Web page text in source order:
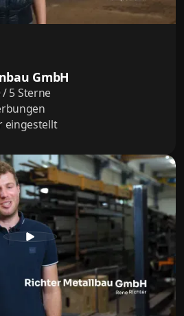
GmbH
/ 5 Sterne
eingestellt